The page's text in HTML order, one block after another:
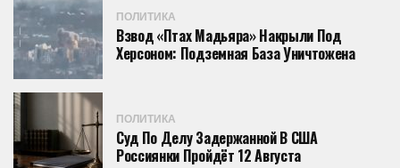
ПОЛИТИКА
Взвод «Птах Мадьяра» Накрыли Под
Херсоном: Подземная База Уничтожена
ПОЛИТИКА
Суд По Делу Задержанной В США
Россиянки Пройдёт 12 Августа